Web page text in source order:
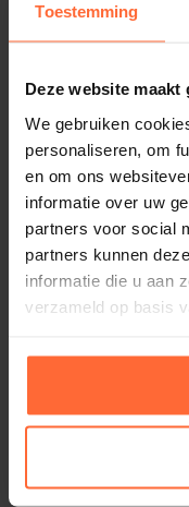
Toestemming
Deze website
We gebruiken
personaliseren, om
en om ons
informatie over uw
partners voor social
partners kunnen
informatie die u aan
verzameld op basis
Dolphin Kabel
299,95